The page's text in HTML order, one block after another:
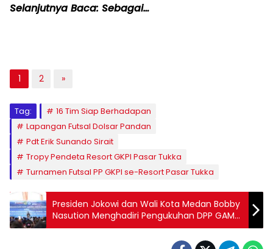
Selanjutnya Baca: Sebagai…
1 2 »
Tag:
16 Tim Siap Berhadapan
Lapangan Futsal Dolsar Pandan
Pdt Erik Sunando Sirait
Tropy Pendeta Resort GKPI Pasar Tukka
Turnamen Futsal PP GKPI se-Resort Pasar Tukka
Presiden Jokowi dan Wali Kota Medan Bobby
Nasution Menghadiri Pengukuhan DPP GAMKI
Masa Bakti 2023-2026